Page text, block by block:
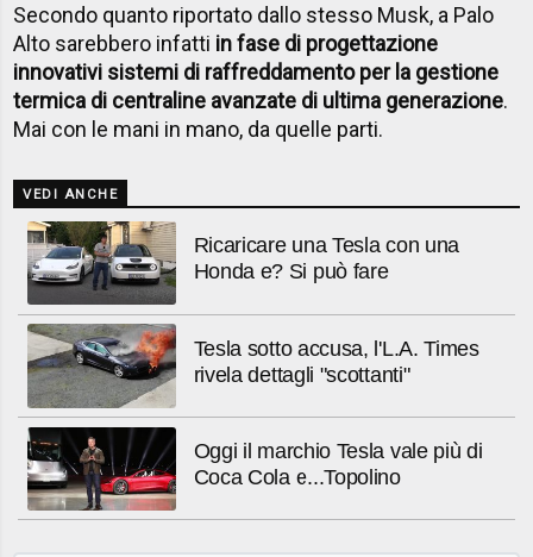
Secondo quanto riportato dallo stesso Musk, a Palo
Alto sarebbero infatti in fase di progettazione
innovativi sistemi di raffreddamento per la gestione
termica di centraline avanzate di ultima generazione.
Mai con le mani in mano, da quelle parti.
VEDI ANCHE
Ricaricare una Tesla con una
Honda e? Si può fare
Tesla sotto accusa, l'L.A. Times
rivela dettagli "scottanti"
Oggi il marchio Tesla vale più di
Coca Cola e...Topolino